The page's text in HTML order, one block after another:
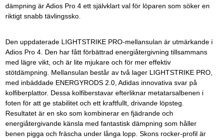
dämpning är Adios Pro 4 ett självklart val för löparen som söker en
riktigt snabb tävlingssko.
Den uppdaterade LIGHTSTRIKE PRO-mellansulan är utmärkande i
Adios Pro 4. Den har fått förbättrad energiåtergivning tillsammans
med lägre vikt, och är lite mjukare och för mer effektiv
stötdämpning. Mellansulan består av två lager LIGHTSTRIKE PRO,
med inbäddade ENERGYRODS 2.0, Adidas innovativa svar på
kolfiberplattor. Dessa kolfiberstavar efterliknar metatarsalbenen i
foten för att ge stabilitet och ett kraftfullt, drivande löpsteg.
Resultatet är en sko som kombinerar en fjädrande och
energiåtergivande känsla med fantastisk dämpning som håller
benen pigga och fräscha under långa lopp. Skons rocker-profil är